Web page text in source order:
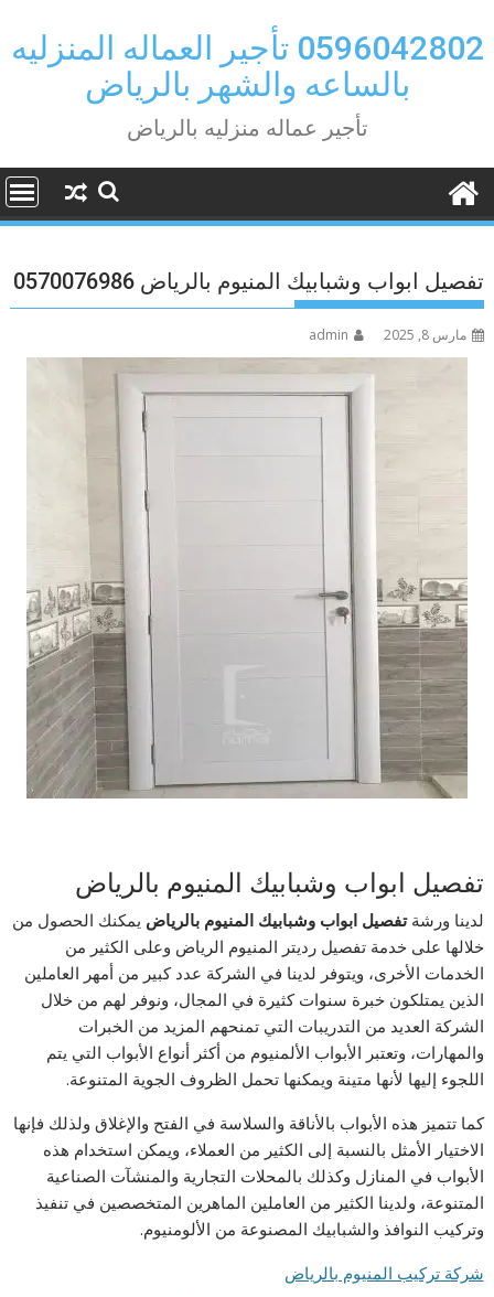
to
content
0596042802 تأجير العماله المنزليه
بالساعه والشهر بالرياض
تأجير عماله منزليه بالرياض
تفصيل ابواب وشبابيك المنيوم بالرياض 0570076986
مارس 8, 2025 admin
تفصيل ابواب وشبابيك المنيوم بالرياض
لدينا ورشةتفصيل ابواب وشبابيك المنيوم بالرياض يمكنك الحصول من
خلالها على خدمة تفصيل رديتر المنيوم الرياض وعلى الكثير من
الخدمات الأخرى، ويتوفر لدينا في الشركة عدد كبير من أمهر العاملين
الذين يمتلكون خبرة سنوات كثيرة في المجال، ونوفر لهم من خلال
الشركة العديد من التدريبات التي تمنحهم المزيد من الخبرات
والمهارات، وتعتبر الأبواب الألمنيوم من أكثر أنواع الأبواب التي يتم
اللجوء إليها لأنها متينة ويمكنها تحمل الظروف الجوية المتنوعة.
كما تتميز هذه الأبواب بالأناقة والسلاسة في الفتح والإغلاق ولذلك فإنها
الاختيار الأمثل بالنسبة إلى الكثير من العملاء، ويمكن استخدام هذه
الأبواب في المنازل وكذلك بالمحلات التجارية والمنشآت الصناعية
المتنوعة، ولدينا الكثير من العاملين الماهرين المتخصصين في تنفيذ
وتركيب النوافذ والشبابيك المصنوعة من الألومنيوم.
شركة تركيب المنيوم بالرياض